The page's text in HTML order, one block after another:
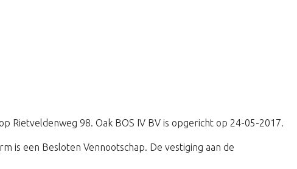
Rietveldenweg 98. Oak BOS IV BV is opgericht op 24-05-2017.
is een Besloten Vennootschap. De vestiging aan de